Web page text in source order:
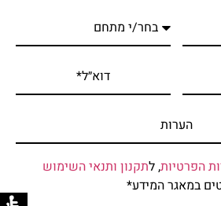
הפרטיות, לתקנון ותנאי השימוש
במאגר המידע*